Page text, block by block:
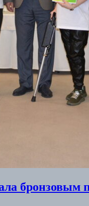
бронзовым